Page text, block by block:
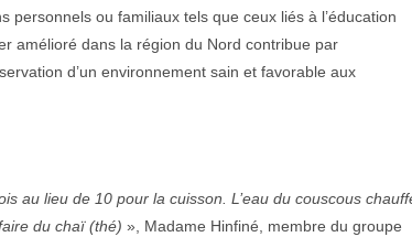
personnels ou familiaux tels que ceux liés à l’éducation
amélioré dans la région du Nord contribue par
d’un environnement sain et favorable aux
au lieu de 10 pour la cuisson. L’eau du couscous
du chaï (thé) », Madame Hinfiné, membre du groupe